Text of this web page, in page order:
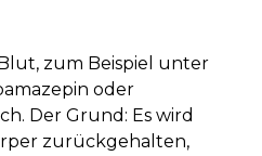
zum Beispiel unter
oder
Der Grund: Es wird
zurückgehalten,